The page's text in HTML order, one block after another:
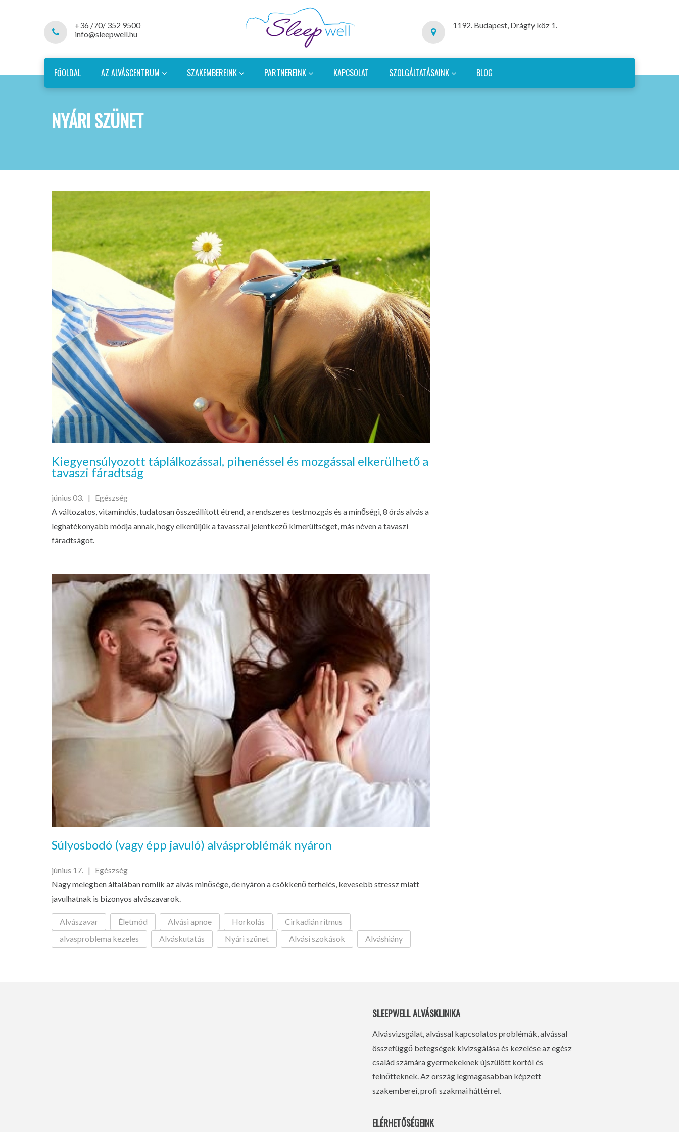
+36 /70/ 352 9500
info@sleepwell.hu
1192. Budapest, Drágfy köz 1.
FŐOLDAL AZ ALVÁSCENTRUM SZAKEMBEREINK PARTNEREINK KAPCSOLAT SZOLGÁLTATÁSAINK BLOG
NYÁRI SZÜNET
Kiegyensúlyozott táplálkozással, pihenéssel és mozgással elkerülhető a
tavaszi fáradtság
június 03. | Egészség
A változatos, vitamindús, tudatosan összeállított étrend, a rendszeres testmozgás és a minőségi, 8 órás alvás a
leghatékonyabb módja annak, hogy elkerüljük a tavasszal jelentkező kimerültséget, más néven a tavaszi
fáradtságot.
Súlyosbodó (vagy épp javuló) alvásproblémák nyáron
június 17. | Egészség
Nagy melegben általában romlik az alvás minősége, de nyáron a csökkenő terhelés, kevesebb stressz miatt
javulhatnak is bizonyos alvászavarok.
Alvászavar Életmód Alvási apnoe Horkolás
Cirkadián ritmus
alvasproblema kezeles
Alváskutatás Nyári szünet Alvási szokások Alváshiány
SLEEPWELL ALVÁSKLINIKA
Alvásvizsgálat, alvással kapcsolatos problémák, alvással
összefüggő betegségek kivizsgálása és kezelése az egész
család számára gyermekeknek újszülött kortól és
felnőtteknek. Az ország legmagasabban képzett
szakemberei, profi szakmai háttérrel.
ELÉRHETŐSÉGEINK